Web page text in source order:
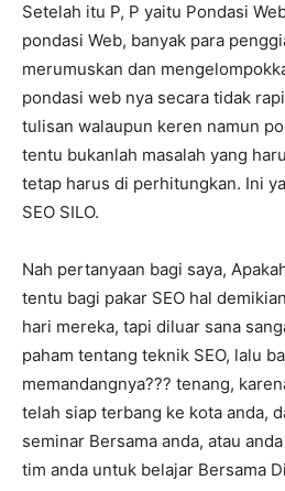
Setelah itu P, P yaitu Pondasi
pondasi Web, banyak para
merumuskan dan
pondasi web nya secara tidak
tulisan walaupun keren namun
tentu bukanlah masalah yang
tetap harus di perhitungkan. Ini
SEO SILO.
Nah pertanyaan bagi saya,
tentu bagi pakar SEO hal
hari mereka, tapi diluar sana
paham tentang teknik SEO, lalu
memandangnya??? tenang,
telah siap terbang ke kota anda,
seminar Bersama anda, atau
tim anda untuk belajar Bersama